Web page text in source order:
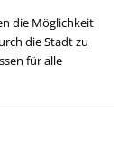
die Möglichkeit
die Stadt zu
für alle